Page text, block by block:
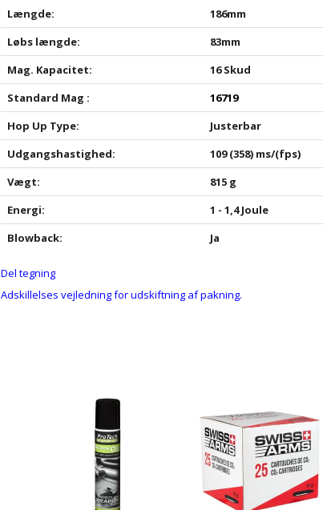
Længde:
186mm
Løbs længde:
83mm
Mag. Kapacitet:
16 Skud
Standard Mag :
16719
Hop Up Type:
Justerbar
Udgangshastighed:
109 (358) ms/(fps)
Vægt:
815 g
Energi:
1 - 1,4 Joule
Blowback:
Ja
Del tegning
Adskillelses vejledning for udskiftning af pakning.